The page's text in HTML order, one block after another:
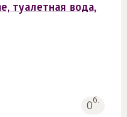
туалетная вода,
0б.